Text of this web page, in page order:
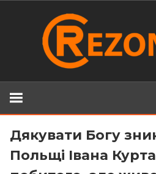
Дякувати Богу
Польщі Івана